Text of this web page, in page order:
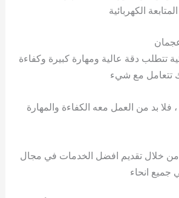
الكهربائية
تتطلب دقة عالية ومهارة كبيرة وكفاءة
تتعامل مع شيء
فلا بد من العمل معه الكفاءة والمهارة
خلال تقديم افضل الخدمات في مجال
جميع انحاء